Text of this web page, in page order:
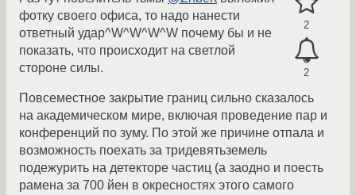
2
2
фотку своего офиса, то надо нанести
ответный удар^W^W^W^W почему бы и не
показать, что происходит на светлой
стороне силы.
Повсеместное закрытие границ сильно сказалось
на академическом мире, включая проведение пар и
конференций по зуму. По этой же причине отпала и
возможность поехать за тридевятьземель
подежурить на детекторе частиц (а заодно и поесть
рамена за 700 йен в окресностях этого самого